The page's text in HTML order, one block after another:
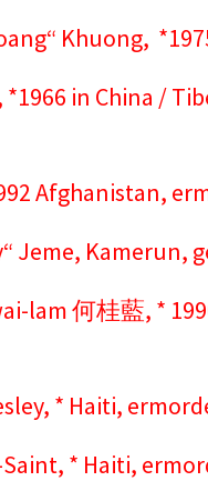
Khuong,
*1966 in China /
Afghanistan,
Jeme, Kamerun,
lam 何桂藍, *
* Haiti,
* Haiti,